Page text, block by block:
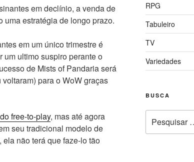
em declínio, a venda de
uma estratégia de longo prazo.
em um único trimestre é
um ultimo suspiro perante o
de Mists of Pandaria será
para o WoW graças
free-to-play, mas até agora
seu tradicional modelo de
não terá que faze-lo tão
RPG
Tabuleiro
TV
Variedades
BUSCA
por: